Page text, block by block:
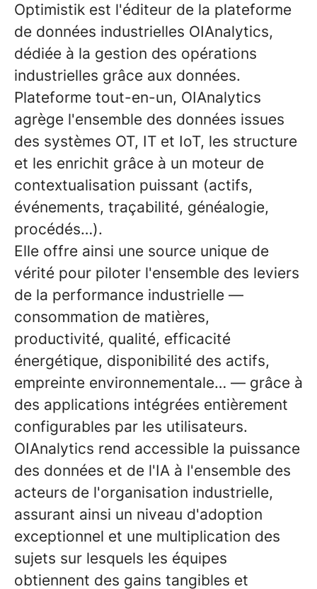
Optimistik est l'éditeur de la plateforme
de données industrielles OIAnalytics,
dédiée à la gestion des opérations
industrielles grâce aux données.
Plateforme tout-en-un, OIAnalytics
agrège l'ensemble des données issues
des systèmes OT, IT et IoT, les structure
et les enrichit grâce à un moteur de
contextualisation puissant (actifs,
événements, traçabilité, généalogie,
procédés…).
Elle offre ainsi une source unique de
vérité pour piloter l'ensemble des leviers
de la performance industrielle —
consommation de matières,
productivité, qualité, efficacité
énergétique, disponibilité des actifs,
empreinte environnementale… — grâce à
des applications intégrées entièrement
configurables par les utilisateurs.
OIAnalytics rend accessible la puissance
des données et de l'IA à l'ensemble des
acteurs de l'organisation industrielle,
assurant ainsi un niveau d'adoption
exceptionnel et une multiplication des
sujets sur lesquels les équipes
obtiennent des gains tangibles et